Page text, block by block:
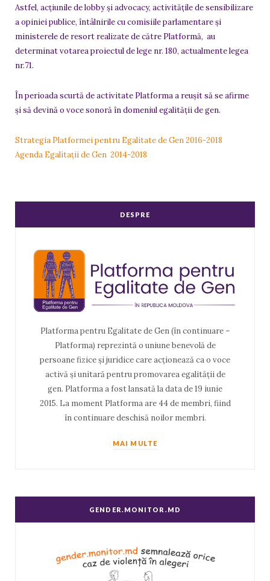
Astfel, acțiunile de lobby și advocacy, activitățile de sensibilizare
a opiniei publice, întâlnirile cu comisiile parlamentare și
ministerele de resort realizate de către Platformă, au
determinat votarea proiectul de lege nr. 180, actualmente legea
nr.71.
În perioada scurtă de activitate Platforma a reușit să se afirme
și să devină o voce sonoră în domeniul egalității de gen.
Strategia Platformei pentru Egalitate de Gen 2016-2018
Agenda Egalitații de Gen 2014-2018
DESPRE
Platforma pentru Egalitate de Gen (în continuare –
Platforma) reprezintă o uniune benevolă de
persoane fizice și juridice care acționează ca o voce
activă și unitară pentru promovarea egalității de
gen. Platforma a fost lansată la data de 19 iunie
2015. La moment Platforma are 44 de membri, fiind
în continuare deschisă noilor membri.
MAI MULTE
GENDER.MONITOR.MD